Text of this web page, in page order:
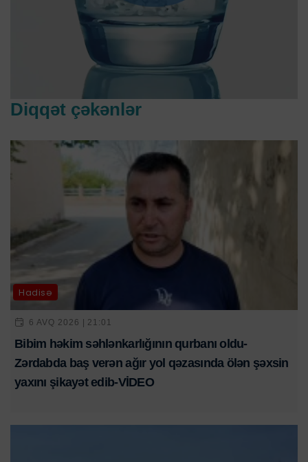
Diqqət çəkənlər
Hadisə
6 AVQ 2026 | 21:01
Bibim həkim səhlənkarlığının qurbanı oldu-
Zərdabda baş verən ağır yol qəzasında ölən şəxsin
yaxını şikayət edib-VİDEO